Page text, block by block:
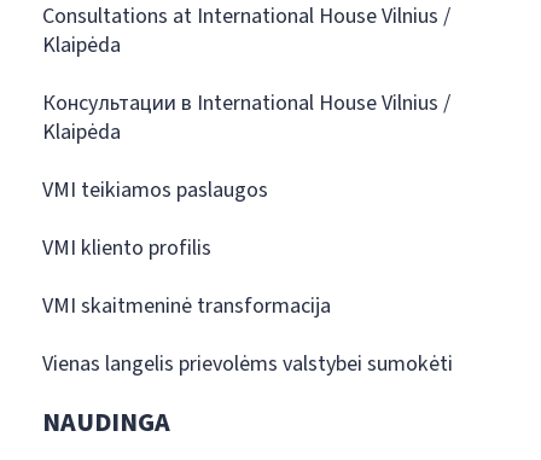
Consultations at International House Vilnius /
Klaipėda
Консультации в International House Vilnius /
Klaipėda
VMI teikiamos paslaugos
VMI kliento profilis
VMI skaitmeninė transformacija
Vienas langelis prievolėms valstybei sumokėti
NAUDINGA